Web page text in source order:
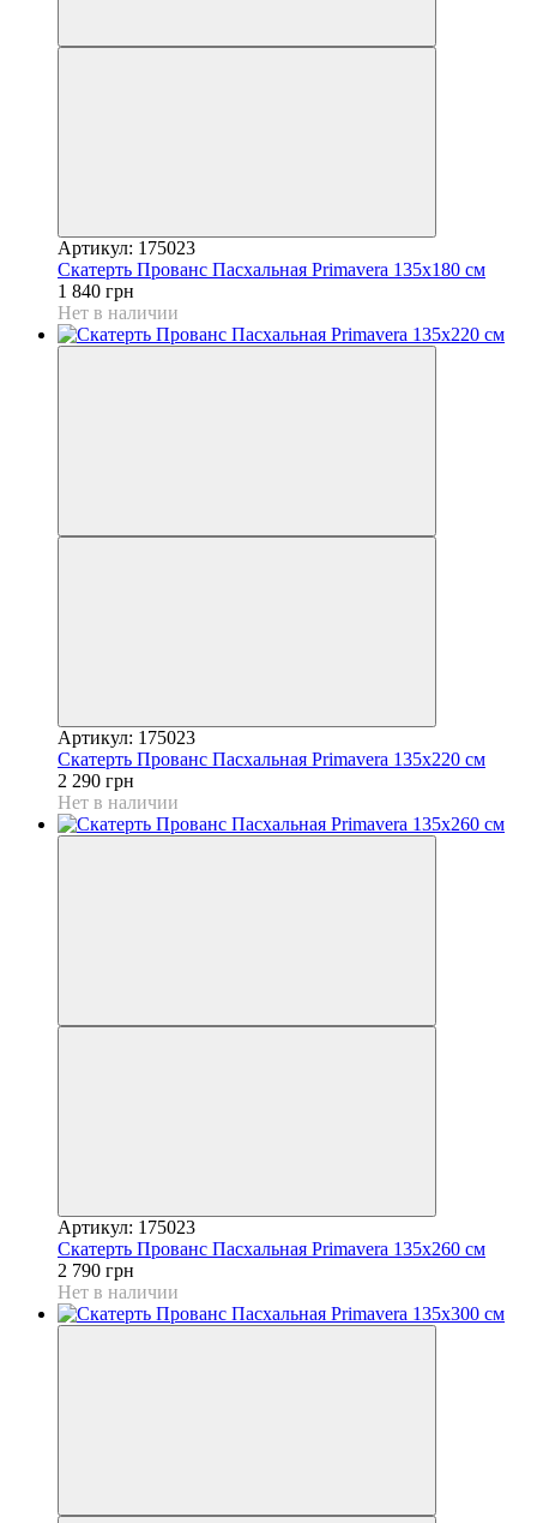
Артикул: 175023
Скатерть Прованс Пасхальная Рrimavera 135х180 см
1 840 грн
Нет в наличии
Артикул: 175023
Скатерть Прованс Пасхальная Рrimavera 135х220 см
2 290 грн
Нет в наличии
Артикул: 175023
Скатерть Прованс Пасхальная Рrimavera 135х260 см
2 790 грн
Нет в наличии